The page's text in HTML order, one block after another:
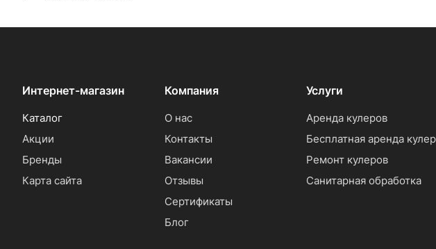
Интернет-магазин
Каталог
Акции
Бренды
Карта сайта
Компания
О нас
Контакты
Вакансии
Отзывы
Сертификаты
Блог
Услуги
Аренда кулеров
Бесплатная аренда
Ремонт кулеров
Санитарная обработка